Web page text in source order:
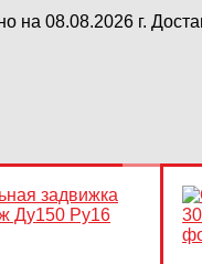
на 08.08.2026 г.